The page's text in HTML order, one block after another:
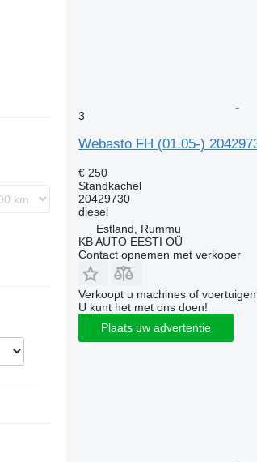
3
Webasto FH (01.05-)
€ 250
Standkachel
20429730
diesel
Estland, Rummu
KB AUTO EESTI OÜ
Contact opnemen met verkoper
Verkoopt u machines of
U kunt het met ons doen!
Plaats uw advertentie